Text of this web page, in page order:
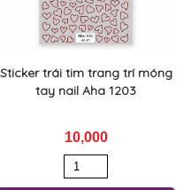
Sticker trái tim trang trí móng
tay nail Aha 1203
10,000